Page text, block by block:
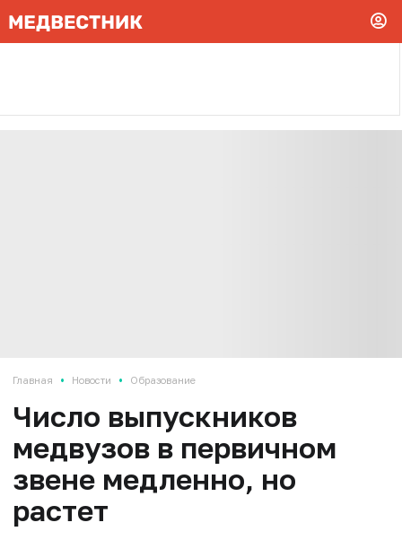
Главная • Новости • Образование
Число выпускников
медвузов в первичном
звене медленно, но
растет